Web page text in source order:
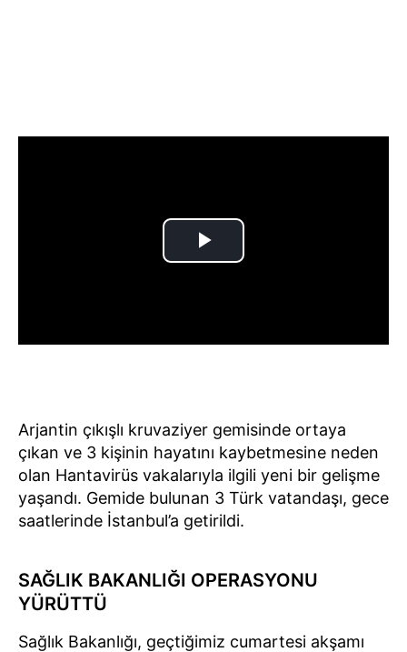
Arjantin çıkışlı kruvaziyer gemisinde ortaya
çıkan ve 3 kişinin hayatını kaybetmesine neden
olan Hantavirüs vakalarıyla ilgili yeni bir gelişme
yaşandı. Gemide bulunan 3 Türk vatandaşı, gece
saatlerinde İstanbul’a getirildi.
SAĞLIK BAKANLIĞI OPERASYONU
YÜRÜTTÜ
Sağlık Bakanlığı, geçtiğimiz cumartesi akşamı